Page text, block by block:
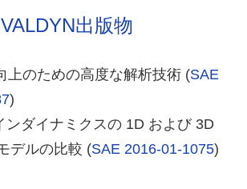
出版物
上のための高度な解析技術 (SAE
)
ンダイナミクスの 1D および 3D
デルの比較 (SAE 2016-01-1075)